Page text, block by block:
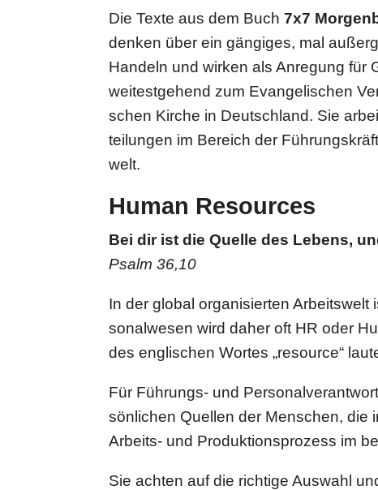
Die Texte aus dem Buch7x7
den­ken über ein gängiges, mal
Handeln und wirken als Anregung für
wei­test­ge­hend zum Evan­ge­li­schen
schen Kirche in Deutsch­land. Sie
tei­lun­gen im Bereich der
welt.
Human Resources
Bei dir ist die Quelle des Lebens,
Psalm 36,10
In der global orga­ni­sier­ten
so­nal­we­sen wird daher oft HR oder
des eng­li­schen Wortes „resource“
Für Führungs- und
sön­li­chen Quellen der Menschen, die
Arbeits- und Pro­duk­ti­ons­pro­zess im
Sie achten auf die richtige Auswahl